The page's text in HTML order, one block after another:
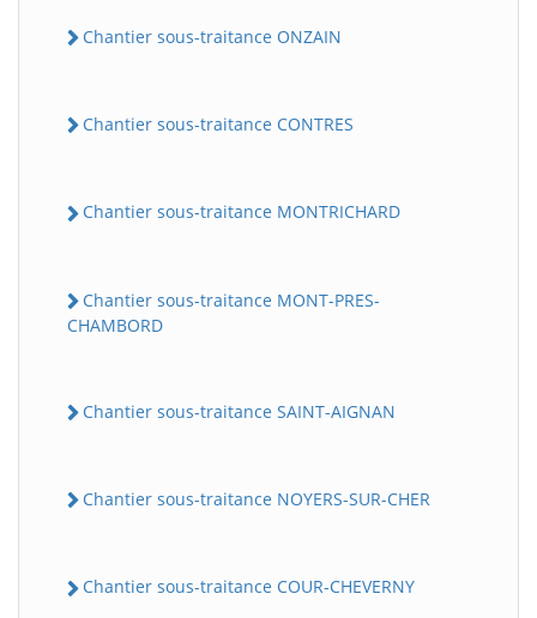
Chantier sous-traitance ONZAIN
Chantier sous-traitance CONTRES
Chantier sous-traitance MONTRICHARD
Chantier sous-traitance MONT-PRES-
CHAMBORD
Chantier sous-traitance SAINT-AIGNAN
Chantier sous-traitance NOYERS-SUR-CHER
Chantier sous-traitance COUR-CHEVERNY